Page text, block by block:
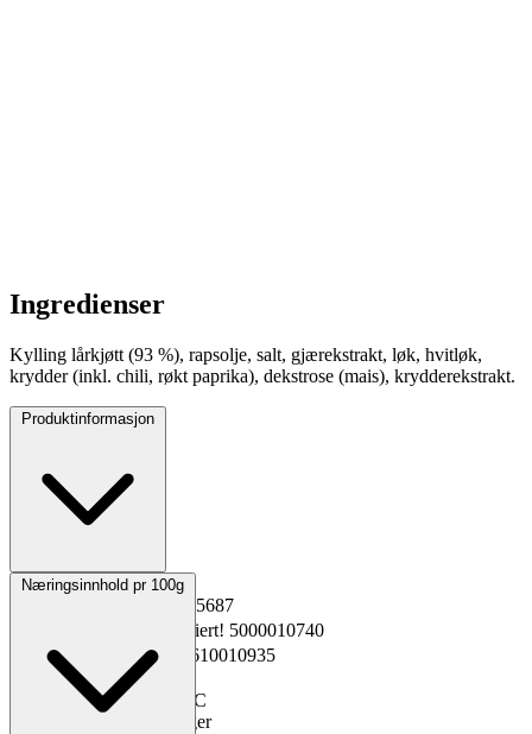
Ingredienser
Kylling lårkjøtt (93 %), rapsolje, salt, gjærekstrakt, løk, hvitløk,
krydder (inkl. chili, røkt paprika), dekstrose (mais), krydderekstrakt.
Produktinformasjon
Opprinnelsesland Norge
6375687
Kopiert! 5000010740
GTIN
Kopiert! 7039610010935
Vekt pakning
6.0 kg
Oppbevaring -30 til -18°C
180 dager
Næringsinnhold pr 100g